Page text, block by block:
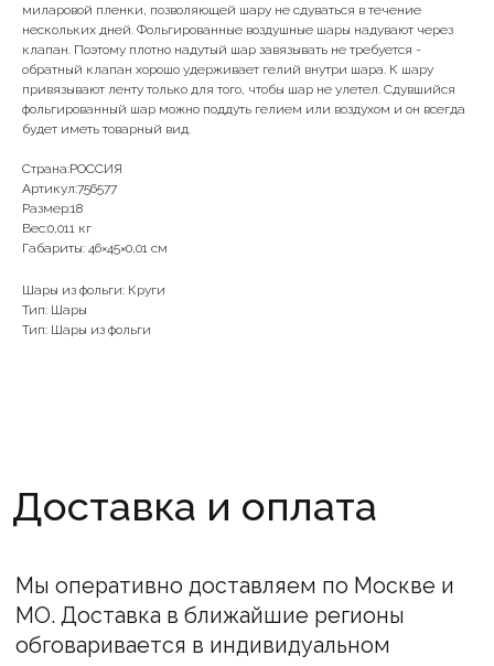
миларовой пленки, позволяющей шару не сдуваться в течение
нескольких дней. Фольгированные воздушные шары надувают через
клапан. Поэтому плотно надутый шар завязывать не требуется -
обратный клапан хорошо удерживает гелий внутри шара. К шару
привязывают ленту только для того, чтобы шар не улетел. Сдувшийся
фольгированный шар можно поддуть гелием или воздухом и он всегда
будет иметь товарный вид.
Страна:РОССИЯ
Артикул:756577
Размер:18
Вес:0,011 кг
Габариты: 46×45×0,01 см
Шары из фольги: Круги
Тип: Шары
Тип: Шары из фольги
Доставка и оплата
Мы оперативно доставляем по Москве и
МО. Доставка в ближайшие регионы
обговаривается в индивидуальном
порядке.
публичной офертой. Информация о ценах
носит справочный характер.
Окончательная стоимость определяется
Остались вопросы?